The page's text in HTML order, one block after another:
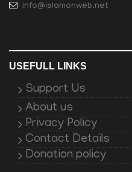
info@islamonweb.net
USEFULL LINKS
Support Us
About us
Privacy Policy
Contact Details
Donation policy